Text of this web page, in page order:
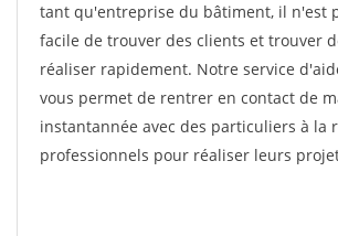
tant qu'entreprise du bâtiment, il n'est
facile de trouver des clients et trouver
réaliser rapidement. Notre service
vous permet de rentrer en contact de
instantannée avec des particuliers à la
professionnels pour réaliser leurs